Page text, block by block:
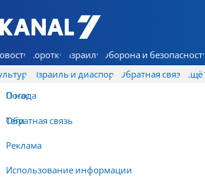
7 КАНАЛ - Аруц Шева
Коротко Израиль Оборона и безопасность
Израиль и диаспора Обратная связь
О нас
Обратная связь
Реклама
Использование информации
Ещё
Погода
Теги